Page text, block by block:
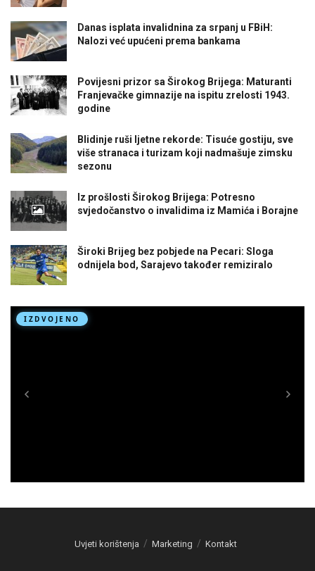
Danas isplata invalidnina za srpanj u FBiH:
Nalozi već upućeni prema bankama
Povijesni prizor sa Širokog Brijega: Maturanti
Franjevačke gimnazije na ispitu zrelosti 1943.
godine
Blidinje ruši ljetne rekorde: Tisuće gostiju, sve
više stranaca i turizam koji nadmašuje zimsku
sezonu
Iz prošlosti Širokog Brijega: Potresno
svjedočanstvo o invalidima iz Mamića i Borajne
Široki Brijeg bez pobjede na Pecari: Sloga
odnijela bod, Sarajevo također remiziralo
Uvjeti korištenja Marketing Kontakt